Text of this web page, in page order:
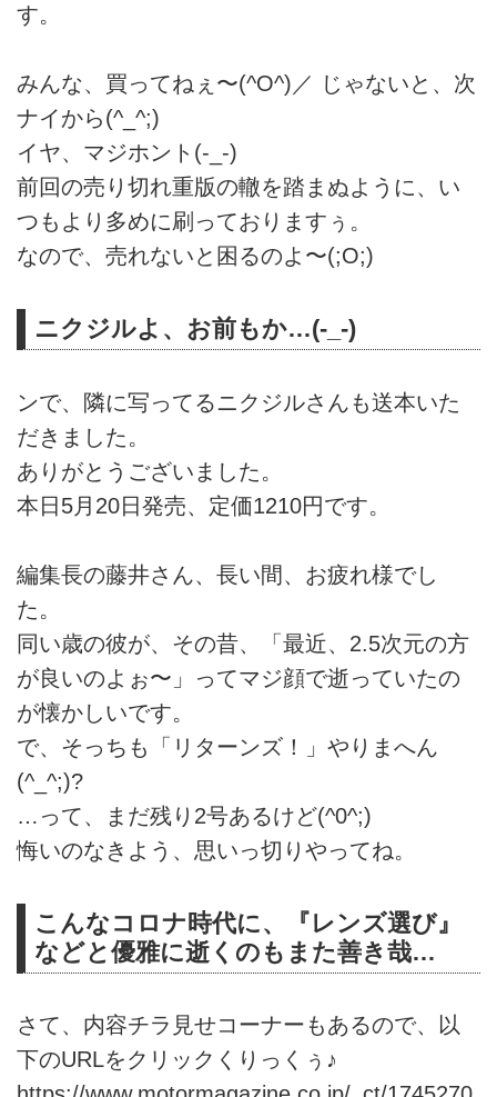
す。
みんな、買ってねぇ〜(^O^)／ じゃないと、次
ナイから(^_^;)
イヤ、マジホント(-_-)
前回の売り切れ重版の轍を踏まぬように、い
つもより多めに刷っておりますぅ。
なので、売れないと困るのよ〜(;O;)
ニクジルよ、お前もか…(-_-)
ンで、隣に写ってるニクジルさんも送本いた
だきました。
ありがとうございました。
本日5月20日発売、定価1210円です。
編集長の藤井さん、長い間、お疲れ様でし
た。
同い歳の彼が、その昔、「最近、2.5次元の方
が良いのよぉ〜」ってマジ顔で逝っていたの
が懐かしいです。
で、そっちも「リターンズ！」やりまへん
(^_^;)?
…って、まだ残り2号あるけど(^0^;)
悔いのなきよう、思いっ切りやってね。
こんなコロナ時代に、『レンズ選び』
などと優雅に逝くのもまた善き哉…
さて、内容チラ見せコーナーもあるので、以
下のURLをクリックくりっくぅ♪